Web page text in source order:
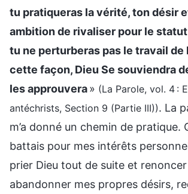
tu pratiqueras la vérité, ton désir
ambition de rivaliser pour le
tu ne perturberas pas le travail de
cette façon, Dieu Se souviendra
les approuvera» (La Parole, vol. 4 :
antéchrists, Section 9 (Partie III)). La
m’a donné un chemin de pratique.
battais pour mes intérêts
prier Dieu tout de suite et
abandonner mes propres désirs,